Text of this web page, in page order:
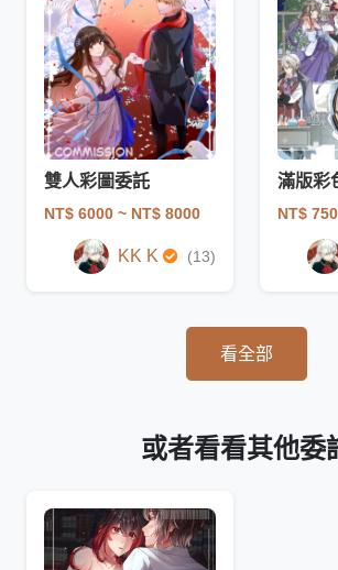
雙人彩圖委託
NT$ 6000 ~ NT$ 8000
KK K (13)
滿版彩
NT$
看全部
或者看看其他委